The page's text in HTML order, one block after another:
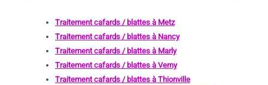
Traitement cafards / blattes à Metz
Traitement cafards / blattes à Nancy
Traitement cafards / blattes à Marly
Traitement cafards / blattes à Verny
Traitement cafards / blattes à Thionville